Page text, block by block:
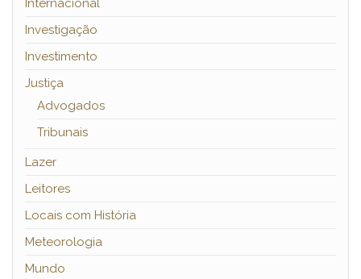
Internacional
Investigação
Investimento
Justiça
Advogados
Tribunais
Lazer
Leitores
Locais com História
Meteorologia
Mundo